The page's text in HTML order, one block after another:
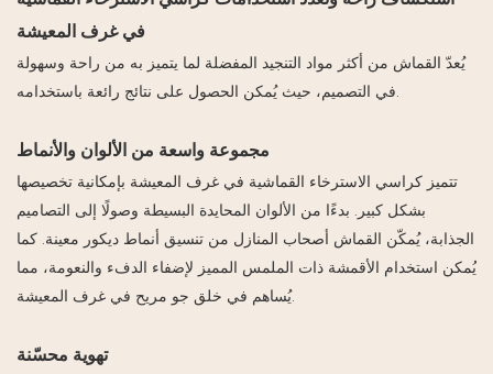
في غرف المعيشة
يُعدّ القماش من أكثر مواد التنجيد المفضلة لما يتميز به من راحة وسهولة
مجموعة واسعة من الألوان والأنماط
تتميز كراسي الاسترخاء القماشية في غرف المعيشة بإمكانية تخصيصها
بشكل كبير. بدءًا من الألوان المحايدة البسيطة وصولًا إلى التصاميم
الجذابة، يُمكّن القماش أصحاب المنازل من تنسيق أنماط ديكور معينة. كما
يُمكن استخدام الأقمشة ذات الملمس المميز لإضفاء الدفء والنعومة، مما
يُساهم في خلق جو مريح في غرف المعيشة.
تهوية محسّنة